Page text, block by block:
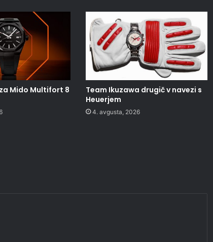
Mido Multifort 8
Team Ikuzawa drugič v navezi s
Heuerjem
4. avgusta, 2026